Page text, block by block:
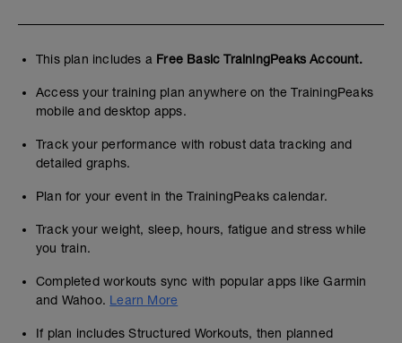
This plan includes a Free Basic TrainingPeaks Account.
Access your training plan anywhere on the TrainingPeaks
mobile and desktop apps.
Track your performance with robust data tracking and
detailed graphs.
Plan for your event in the TrainingPeaks calendar.
Track your weight, sleep, hours, fatigue and stress while
you train.
Completed workouts sync with popular apps like Garmin
and Wahoo. Learn More
If plan includes Structured Workouts, then planned